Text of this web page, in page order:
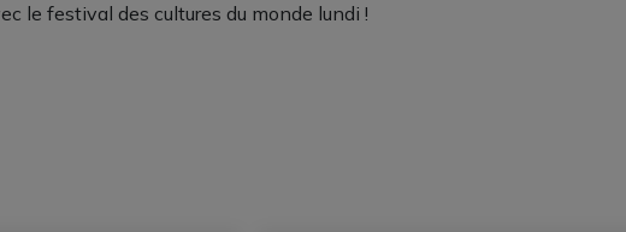
le festival des cultures du monde lundi !